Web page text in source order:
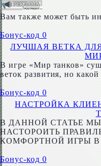
Вам также может быть
Бонус-код 0
ЛУЧШАЯ ВЕТКА
В игре «Мир танков»
веток развития, но какой
Бонус-код 0
НАСТРОЙКА
В ДАННОЙ СТАТЬЕ
НАСТОРОИТЬ
КОМФОРТНОЙ ИГРЫ
Бонус-код 0